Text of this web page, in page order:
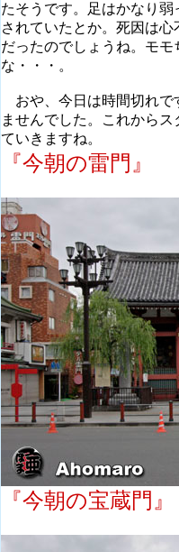
たそうです。足はかなり
されていたとか。死因は
だったのでしょうね。モ
な・・・。
おや、今日は時間切れで
ませんでした。これから
ていきますね。
『今朝の雷門』
『今朝の宝蔵門』